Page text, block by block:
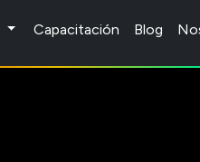
Capacitación Blog